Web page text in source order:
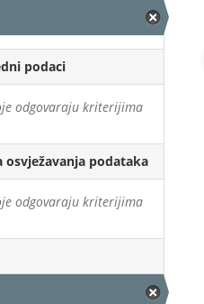
podaci
odgovaraju kriterijima
osvježavanja podataka
odgovaraju kriterijima